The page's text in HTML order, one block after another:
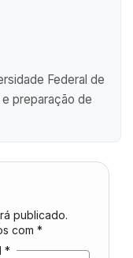
Federal de
preparação de
publicado.
com *
*